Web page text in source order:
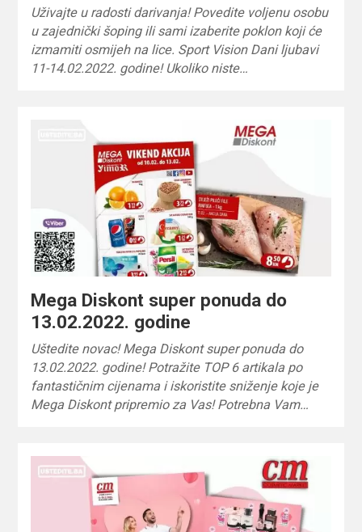
Uživajte u radosti darivanja! Povedite voljenu osobu
u zajednički šoping ili sami izaberite poklon koji će
izmamiti osmijeh na lice. Sport Vision Dani ljubavi
11-14.02.2022. godine! Ukoliko niste…
Mega Diskont super ponuda do
13.02.2022. godine
Uštedite novac! Mega Diskont super ponuda do
13.02.2022. godine! Potražite TOP 6 artikala po
fantastičnim cijenama i iskoristite sniženje koje je
Mega Diskont pripremio za Vas! Potrebna Vam…